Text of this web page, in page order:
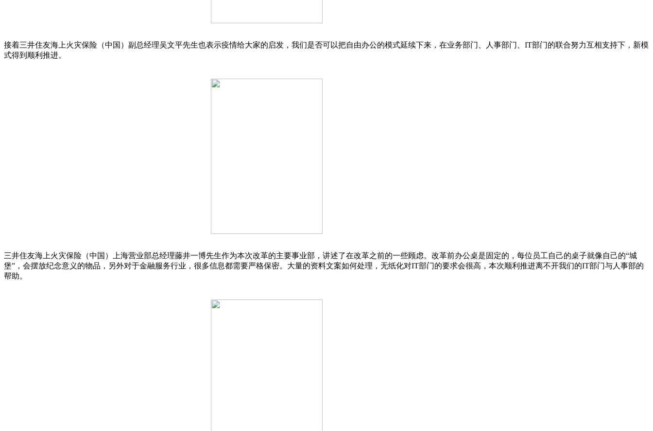
接着三井住友海上火灾保险（中国）副总经理吴文平先生也表示疫情给大家的启发，我们是否可以把自由办公的模式延续下来，在业务部门、人事部门、IT部门的联合努力互相支持下，新模
式得到顺利推进。
三井住友海上火灾保险（中国）上海营业部总经理藤井一博先生作为本次改革的主要事业部，讲述了在改革之前的一些顾虑。改革前办公桌是固定的，每位员工自己的桌子就像自己的“城
堡”，会摆放纪念意义的物品，另外对于金融服务行业，很多信息都需要严格保密。大量的资料文案如何处理，无纸化对IT部门的要求会很高，本次顺利推进离不开我们的IT部门与人事部的
帮助。